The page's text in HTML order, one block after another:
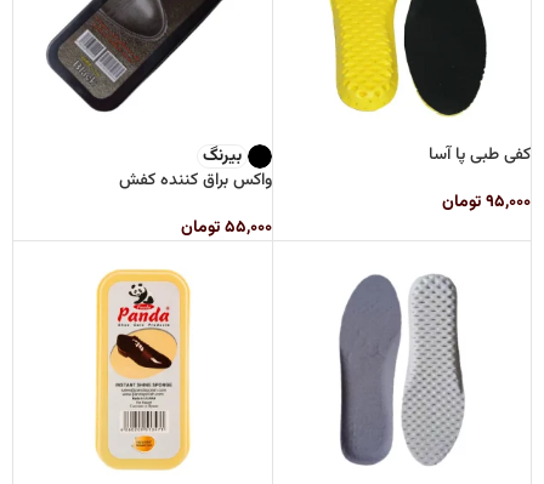
کفی طبی پا آسا
۹۵,۰۰۰تومان
بیرنگ
واکس براق کننده کفش
۵۵,۰۰۰ تومان